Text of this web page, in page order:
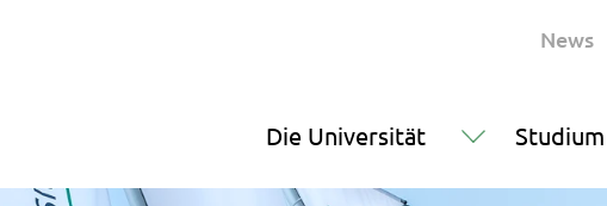
News
Die Universität Studium